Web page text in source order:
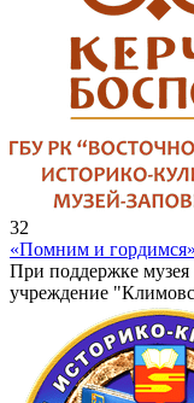
32
«Помним и гордимся»
При поддержке
учреждение